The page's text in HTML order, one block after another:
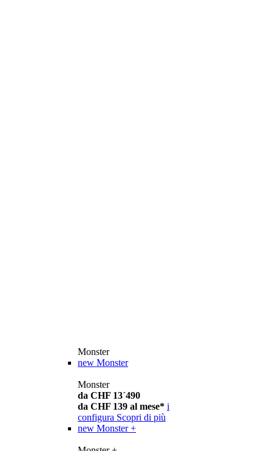
Monster
new Monster
Monster
da CHF 13´490
da CHF 139 al mese* i
configura Scopri di più
new Monster +